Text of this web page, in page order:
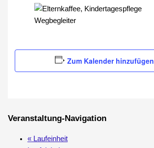
Zum Kalender hinzufügen
Veranstaltung-Navigation
«Laufeinheit